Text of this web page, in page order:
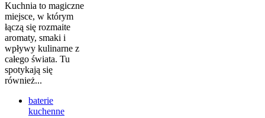
Kuchnia to magiczne
miejsce, w którym
łączą się rozmaite
aromaty, smaki i
wpływy kulinarne z
całego świata. Tu
spotykają się
również...
baterie
kuchenne